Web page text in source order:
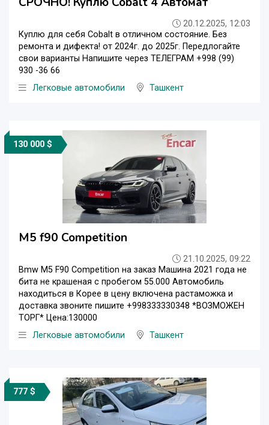
20.12.2025, 12:03
Куплю для себя Cobalt в отличном состояние. Без
ремонта и дифекта! от 2024г. до 2025г. Передлогайте
свои варианты Напишите через ТЕЛЕГРАМ +998 (99)
930 -36 66
Легковые автомобили
Ташкент
130 000 $
M5 f90 Competition
21.10.2025, 09:22
Bmw M5 F90 Competition на заказ Машина 2021 года не
бита не крашеная с пробегом 55.000 Автомобиль
находиться в Корее в цену включена растаможка и
доставка звоните пишите +998333330348 *ВОЗМОЖЕН
ТОРГ* Цена:130000
Легковые автомобили
Ташкент
777 $